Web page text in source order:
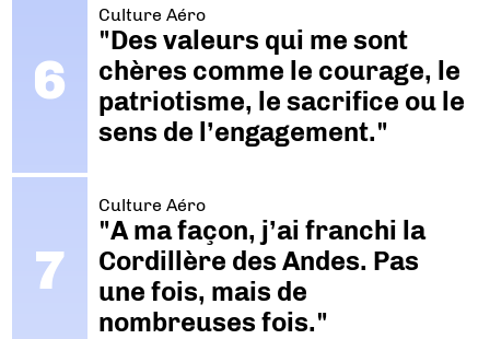
Culture Aéro
"Des valeurs qui me sont
chères comme le courage, le
patriotisme, le sacrifice ou le
sens de l’engagement."
Culture Aéro
"A ma façon, j’ai franchi la
Cordillère des Andes. Pas
une fois, mais de
nombreuses fois."